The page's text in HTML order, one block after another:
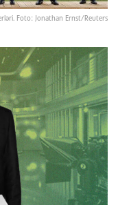
Foto: Jonathan Ernst/Reuters